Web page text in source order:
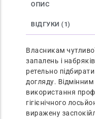
ОПИС
ВІДГУКИ (1)
Власникам
запалень і
ретельно
догляду.
використання
гігієнічного
виражену